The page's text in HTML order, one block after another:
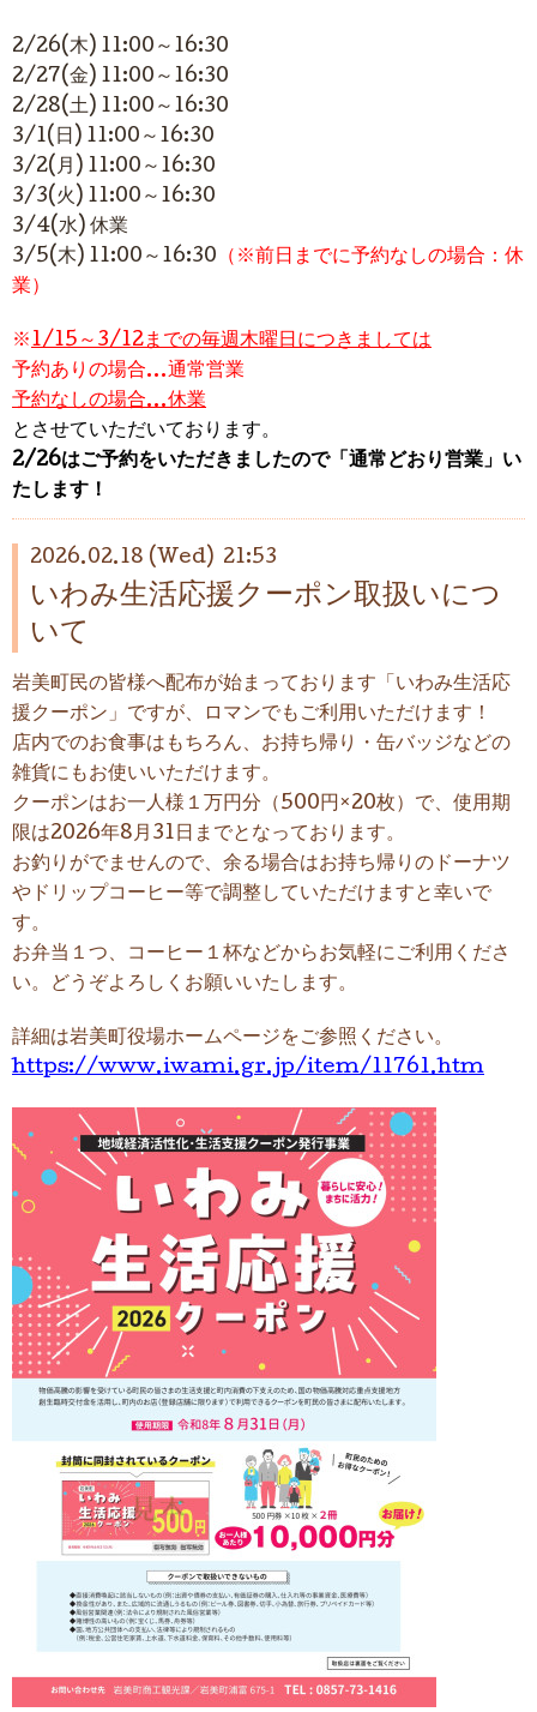
2/26(木) 11:00～16:30
2/27(金) 11:00～16:30
2/28(土) 11:00～16:30
3/1(日) 11:00～16:30
3/2(月) 11:00～16:30
3/3(火) 11:00～16:30
3/4(水) 休業
3/5(木) 11:00～16:30 （※前日までに予約なしの場合：休
業）
※1/15～3/12までの毎週木曜日につきましては
予約ありの場合…通常営業
予約なしの場合…休業
とさせていただいております。
2/26はご予約をいただきましたので「通常どおり営業」い
たします！
2026.02.18 (Wed) 21:53
いわみ生活応援クーポン取扱いにつ
いて
岩美町民の皆様へ配布が始まっております「いわみ生活応
援クーポン」ですが、ロマンでもご利用いただけます！
店内でのお食事はもちろん、お持ち帰り・缶バッジなどの
雑貨にもお使いいただけます。
クーポンはお一人様１万円分（500円×20枚）で、使用期
限は2026年8月31日までとなっております。
お釣りがでませんので、余る場合はお持ち帰りのドーナツ
やドリップコーヒー等で調整していただけますと幸いで
す。
お弁当１つ、コーヒー１杯などからお気軽にご利用くださ
い。どうぞよろしくお願いいたします。
詳細は岩美町役場ホームページをご参照ください。
https://www.iwami.gr.jp/item/11761.htm